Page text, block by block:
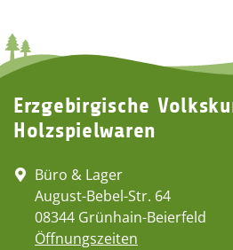
Erzgebirgische
Holzspielwaren
Büro & Lager
August-Bebel-Str. 64
08344 Grünhain-Beierfeld
Öffnungszeiten